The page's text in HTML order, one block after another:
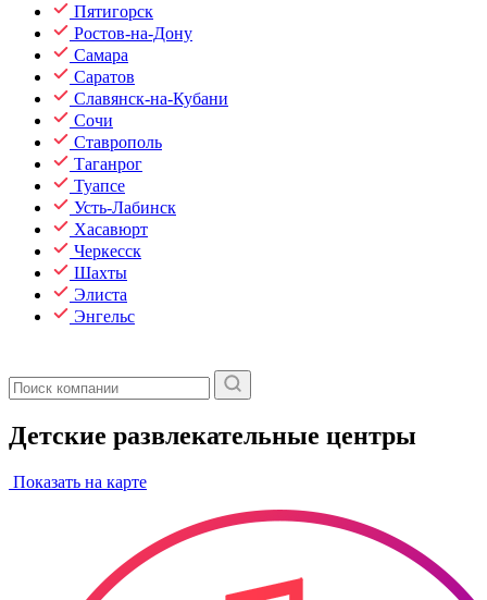
Пятигорск
Ростов-на-Дону
Самара
Саратов
Славянск-на-Кубани
Сочи
Ставрополь
Таганрог
Туапсе
Усть-Лабинск
Хасавюрт
Черкесск
Шахты
Элиста
Энгельс
Детские развлекательные центры
Показать на карте